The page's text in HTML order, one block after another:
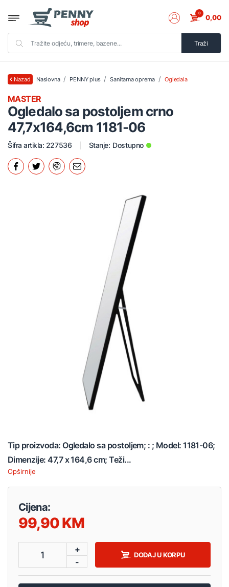
Traži
0 0,00
Nazad Naslovna PENNY plus Sanitarna oprema Ogledala
Ogledalo sa postoljem crno
47,7x164,6cm 1181-06
MASTER
Šifra artikla: 227536 Stanje: Dostupno
Tip proizvoda: Ogledalo sa postoljem; : ; Model: 1181-06;
Dimenzije: 47,7 x 164,6 cm; Teži...
Opširnije
Cijena:
99,90
1
+
-
DODAJ U KORPU